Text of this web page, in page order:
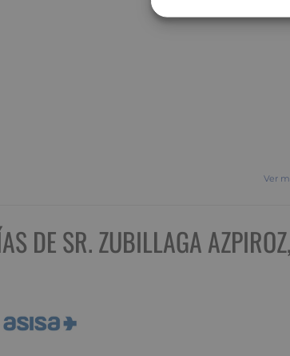
Ver
DE SR. ZUBILLAGA AZPIROZ,